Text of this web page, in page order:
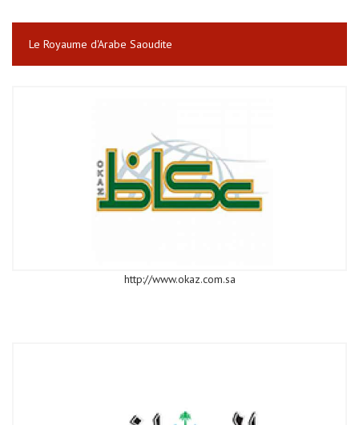
Le Royaume d'Arabe Saoudite
http://www.okaz.com.sa